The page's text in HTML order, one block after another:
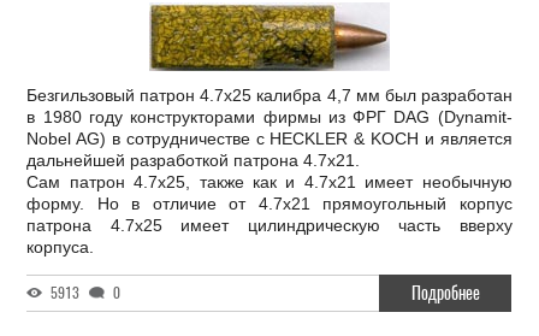
Безгильзовый патрон 4.7x25 калибра 4,7 мм был разработан
в 1980 году конструкторами фирмы из ФРГ DAG (Dynamit-
Nobel AG) в сотрудничестве с HECKLER & KOCH и является
дальнейшей разработкой патрона 4.7x21.
Сам патрон 4.7x25, также как и 4.7x21 имеет необычную
форму. Но в отличие от 4.7x21 прямоугольный корпус
патрона 4.7x25 имеет цилиндрическую часть вверху
корпуса.
5913 0 Подробнее